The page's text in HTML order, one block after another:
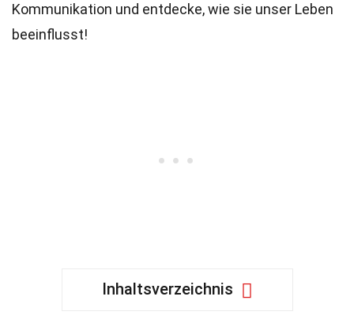
Kommunikation und entdecke, wie sie unser Leben
beeinflusst!
Inhaltsverzeichnis